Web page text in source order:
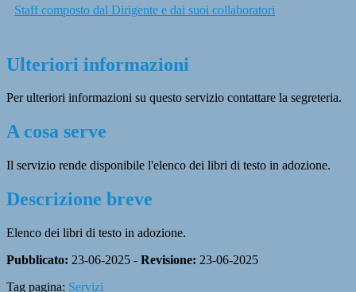
Staff composto dal Dirigente e dai suoi collaboratori
Ulteriori informazioni
Per ulteriori informazioni su questo servizio contattare la segreteria.
A cosa serve
Il servizio rende disponibile l'elenco dei libri di testo in adozione.
Descrizione breve
Elenco dei libri di testo in adozione.
Pubblicato: 23-06-2025 - Revisione: 23-06-2025
Tag pagina: Servizi